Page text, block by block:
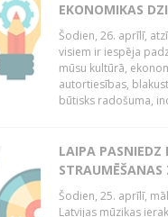
EKONOMIKAS
Šodien, 26. aprīlī,
visiem ir iespēja
mūsu kultūrā,
autortiesības,
būtisks radošuma,
LAIPA PASNIEDZ
Šodien, 25. aprīlī,
Latvijas mūzikas